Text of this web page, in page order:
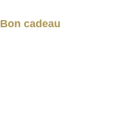
Bon cadeau